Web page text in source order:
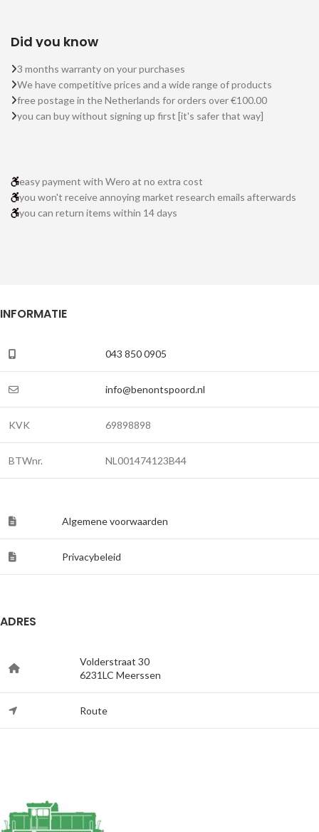
Did you know
3 months warranty on your purchases
We have competitive prices and a wide range of products
free postage in the Netherlands for orders over €100.00
you can buy without signing up first [it's safer that way]
easy payment with Wero at no extra cost
you won't receive annoying market research emails afterwards
you can return items within 14 days
INFORMATIE
043 850 0905
info@benontspoord.nl
KVK 69898898
BTWnr. NL001474123B44
Algemene voorwaarden
Privacybeleid
ADRES
Volderstraat 30
6231LC Meerssen
Route